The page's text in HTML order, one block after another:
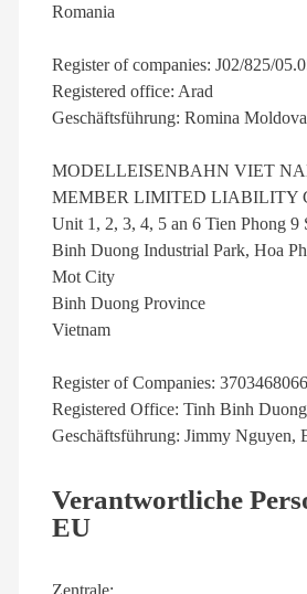
Romania
Register of companies: J02/825/
Registered office: Arad
Geschäftsführung: Romina
MODELLEISENBAHN VIET
MEMBER LIMITED LIABILITY
Unit 1, 2, 3, 4, 5 an 6 Tien Phong 9
Binh Duong Industrial Park, Hoa
Mot City
Binh Duong Province
Vietnam
Register of Companies: 3703468066
Registered Office: Tinh Binh Duong
Geschäftsführung: Jimmy Nguyen,
Verantwortliche
EU
Zentrale: